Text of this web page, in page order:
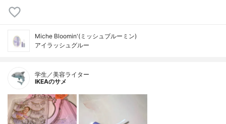
Miche Bloomin'(ミッシュブルーミン)
アイラッシュグルー
学生／美容ライター
IKEAのサメ